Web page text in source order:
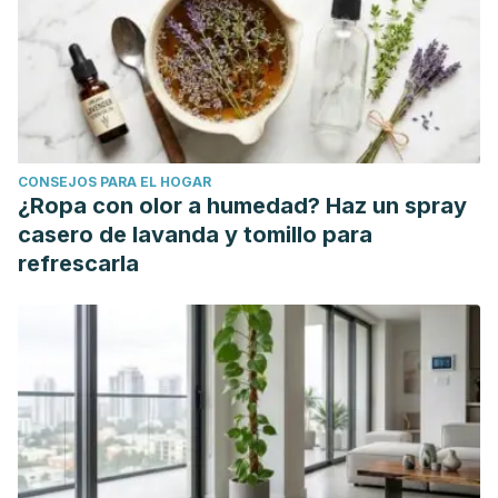
CONSEJOS PARA EL HOGAR
¿Ropa con olor a humedad? Haz un spray
casero de lavanda y tomillo para
refrescarla